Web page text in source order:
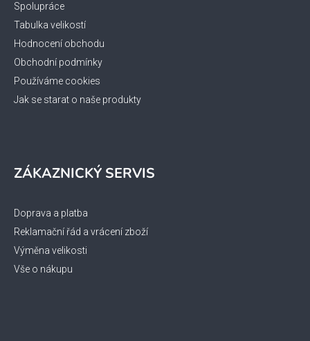
Spolupráce
Tabulka velikostí
Hodnocení obchodu
Obchodní podmínky
Používáme cookies
Jak se starat o naše produkty
ZÁKAZNICKÝ SERVIS
Doprava a platba
Reklamační řád a vrácení zboží
Výměna velikosti
Vše o nákupu